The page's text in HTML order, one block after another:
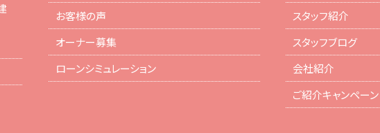
お客様の声
オーナー募集
ローンシミュレーション
スタッフ紹介
スタッフブログ
会社紹介
ご紹介キャンペーン